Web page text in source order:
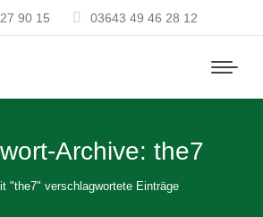
90 15 03643 49 46 28 12
Archive: the7
sich hier:
"the7" verschlagwortete Einträge